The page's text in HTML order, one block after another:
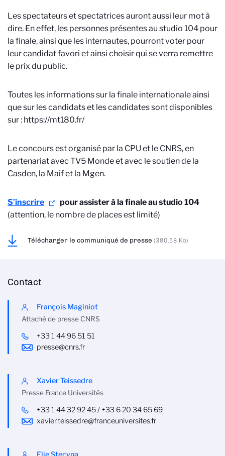
Les spectateurs et spectatrices auront aussi leur mot à
dire. En effet, les personnes présentes au studio 104 pour
la finale, ainsi que les internautes, pourront voter pour
leur candidat favori et ainsi choisir qui se verra remettre
le prix du public.
Toutes les informations sur la finale internationale ainsi
que sur les candidats et les candidates sont disponibles
sur : https://mt180.fr/
Le concours est organisé par la CPU et le CNRS, en
partenariat avec TV5 Monde et avec le soutien de la
Casden, la Maif et la Mgen.
S’inscrire
pour assister à la finale au studio 104
(attention, le nombre de places est limité)
Télécharger le communiqué de presse (380.58 Ko)
Contact
François Maginiot
Attaché de presse CNRS
+33 1 44 96 51 51
presse@cnrs.fr
Xavier Teissedre
Presse France Universités
+33 1 44 32 92 45 / +33 6 20 34 65 69
xavier.teissedre@franceuniversites.fr